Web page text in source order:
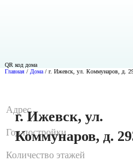
г. Ижевск, ул.
Коммунаров, д.
QR код дома
Главная / Дома / г. Ижевск, ул. Коммунаров, д.
Адрес
Год постройки
Количество этажей